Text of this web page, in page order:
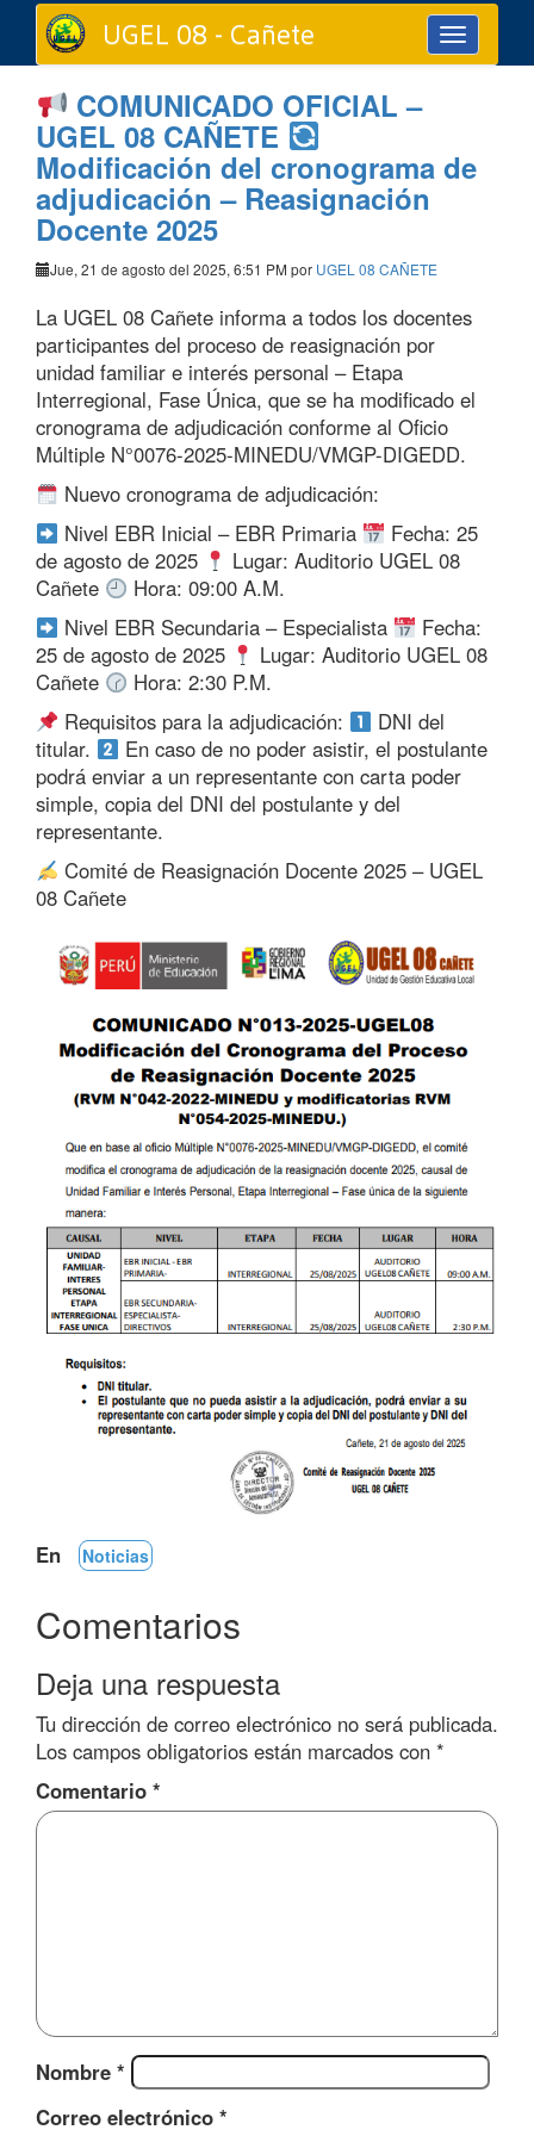
Toggle
navigation
UGEL 08 - Cañete
COMUNICADO OFICIAL –
UGEL 08 CAÑETE
Modificación del cronograma de
adjudicación – Reasignación
Docente 2025
Jue, 21 de agosto del 2025, 6:51 PM por UGEL 08 CAÑETE
La UGEL 08 Cañete informa a todos los docentes
participantes del proceso de reasignación por
unidad familiar e interés personal – Etapa
Interregional, Fase Única, que se ha modificado el
cronograma de adjudicación conforme al Oficio
Múltiple N°0076-2025-MINEDU/VMGP-DIGEDD.
Nuevo cronograma de adjudicación:
Nivel EBR Inicial – EBR Primaria
Fecha: 25
de agosto de 2025
Lugar: Auditorio UGEL 08
Cañete
Hora: 09:00 A.M.
Nivel EBR Secundaria – Especialista
Fecha:
25 de agosto de 2025
Lugar: Auditorio UGEL 08
Cañete
Hora: 2:30 P.M.
Requisitos para la adjudicación:
DNI del
titular.
En caso de no poder asistir, el postulante
podrá enviar a un representante con carta poder
simple, copia del DNI del postulante y del
representante.
Comité de Reasignación Docente 2025 – UGEL
08 Cañete
En Noticias
Comentarios
Deja una respuesta
Tu dirección de correo electrónico no será publicada.
Los campos obligatorios están marcados con *
Comentario *
Nombre *
Correo electrónico *